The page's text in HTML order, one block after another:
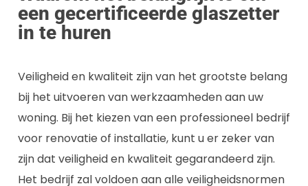
een gecertificeerde glaszetter
in te huren
Veiligheid en kwaliteit zijn van het grootste belang
bij het uitvoeren van werkzaamheden aan uw
woning. Bij het kiezen van een professioneel bedrijf
voor renovatie of installatie, kunt u er zeker van
zijn dat veiligheid en kwaliteit gegarandeerd zijn.
Het bedrijf zal voldoen aan alle veiligheidsnormen